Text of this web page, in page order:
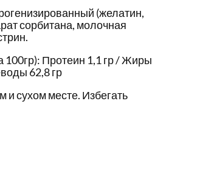
(желатин,
сорбитана, молочная
100гр): Протеин 1,1 гр / Жиры
62,8 гр
и сухом месте. Избегать